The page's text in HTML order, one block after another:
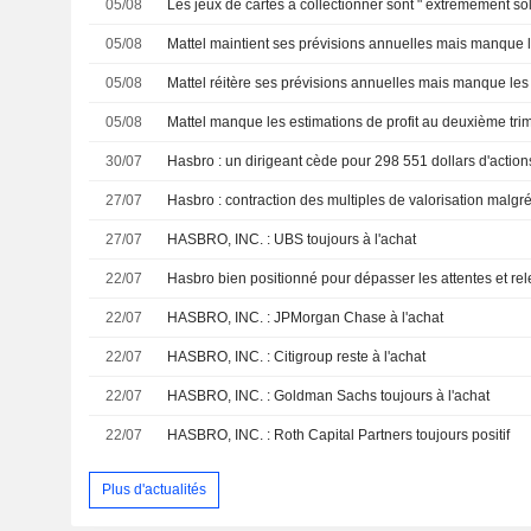
05/08
05/08
05/08
05/08
30/07
27/07
27/07 HASBRO, INC. : UBS toujours à l'achat
22/07
22/07 HASBRO, INC. : JPMorgan Chase à l'achat
22/07 HASBRO, INC. : Citigroup reste à l'achat
22/07 HASBRO, INC. : Goldman Sachs toujours à l'achat
22/07 HASBRO, INC. : Roth Capital Partners toujours positif
Plus d'actualités